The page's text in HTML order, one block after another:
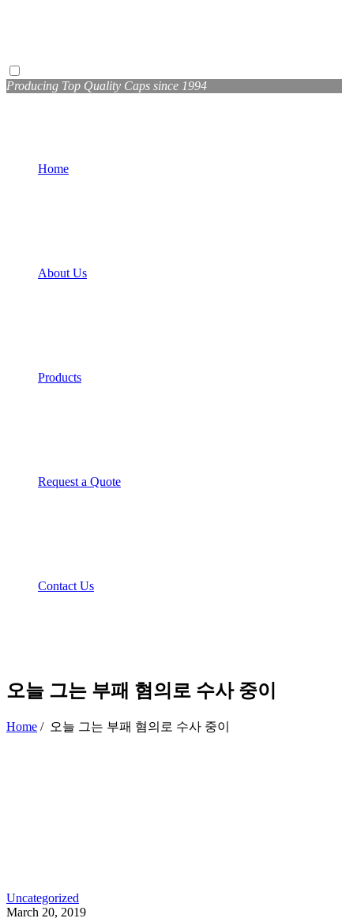
Producing Top Quality Caps since 1994
Home
About Us
Products
Request a Quote
Contact Us
오늘 그는 부패 혐의로 수사 중이
Home / 오늘 그는 부패 혐의로 수사 중이
Uncategorized
March 20, 2019